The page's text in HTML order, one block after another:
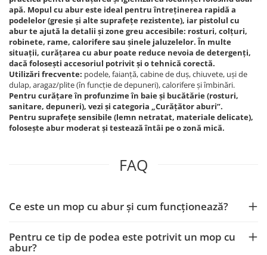
apă. Mopul cu abur este ideal pentru întreținerea rapidă a
podelelor (gresie și alte suprafețe rezistente), iar pistolul cu
abur te ajută la detalii și zone greu accesibile: rosturi, colțuri,
robinete, rame, calorifere sau șinele jaluzelelor. În multe
situații, curățarea cu abur poate reduce nevoia de detergenți,
dacă folosești accesoriul potrivit și o tehnică corectă.
Utilizări frecvente: podele, faianță, cabine de duș, chiuvete, uși de
dulap, aragaz/plite (în funcție de depuneri), calorifere și îmbinări.
Pentru curățare în profunzime în baie și bucătărie (rosturi,
sanitare, depuneri), vezi și categoria „Curățător aburi”.
Pentru suprafețe sensibile (lemn netratat, materiale delicate),
folosește abur moderat și testează întâi pe o zonă mică.
FAQ
Ce este un mop cu abur și cum funcționează?
Pentru ce tip de podea este potrivit un mop cu
abur?